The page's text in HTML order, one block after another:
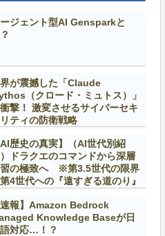
ジェント型AI Gensparkと
が震撼した「Claude
（クロード・ミュトス）」
撃！ 激変させるサイバーセキ
ティの防衛戦略
AI歴史の真実】（AI世代別紹
ドラクエのコマンドから深層
の極致へ ※第3.5世代の限界
4世代への『遠すぎる道のり』
速報】Amazon Bedrock
Knowledge Baseが日
対応…！？